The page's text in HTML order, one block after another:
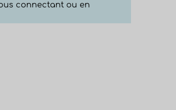
connectant ou en